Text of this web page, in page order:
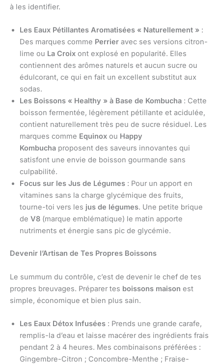
à les identifier.
Les Eaux Pétillantes Aromatisées « Naturellement » :
Des marques comme Perrier avec ses versions citron-
lime ou La Croix ont explosé en popularité. Elles
contiennent des arômes naturels et aucun sucre ou
édulcorant, ce qui en fait un excellent substitut aux
sodas.
Les Boissons « Healthy » à Base de Kombucha : Cette
boisson fermentée, légèrement pétillante et acidulée,
contient naturellement très peu de sucre résiduel. Les
marques comme Equinox ou Happy
Kombucha proposent des saveurs innovantes qui
satisfont une envie de boisson gourmande sans
culpabilité.
Focus sur les Jus de Légumes : Pour un apport en
vitamines sans la charge glycémique des fruits,
tourne-toi vers les jus de légumes. Une petite brique
de V8 (marque emblématique) le matin apporte
nutriments et énergie sans pic de glycémie.
Devenir l’Artisan de Tes Propres Boissons
Le summum du contrôle, c’est de devenir le chef de tes
propres breuvages. Préparer tes boissons maison est
simple, économique et bien plus sain.
Les Eaux Détox Infusées : Prends une grande carafe,
remplis-la d’eau et laisse macérer des ingrédients frais
pendant 2 à 4 heures. Mes combinaisons préférées :
Gingembre-Citron ; Concombre-Menthe ; Fraise-